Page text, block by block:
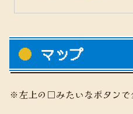
マップ
※左上の□みたいなボタンで